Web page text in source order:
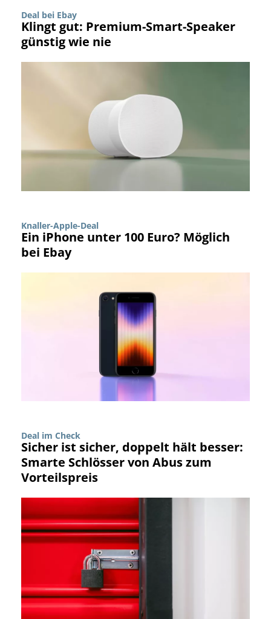
Deal bei Ebay
Klingt gut: Premium-Smart-Speaker
günstig wie nie
Knaller-Apple-Deal
Ein iPhone unter 100 Euro? Möglich
bei Ebay
Deal im Check
Sicher ist sicher, doppelt hält besser:
Smarte Schlösser von Abus zum
Vorteilspreis